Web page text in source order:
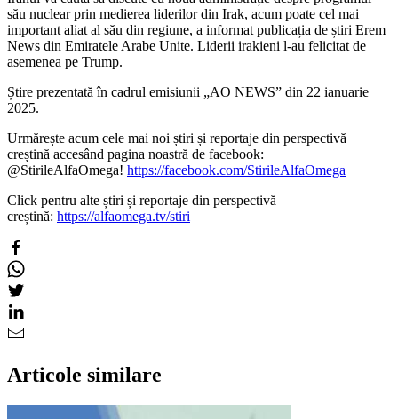
său nuclear prin medierea liderilor din Irak, acum poate cel mai
important aliat al său din regiune, a informat publicația de știri Erem
News din Emiratele Arabe Unite. Liderii irakieni l-au felicitat de
asemenea pe Trump.
Știre prezentată în cadrul emisiunii „AO NEWS” din 22 ianuarie
2025.
Urmărește acum cele mai noi știri și reportaje din perspectivă
creștină accesând pagina noastră de facebook:
@StirileAlfaOmega! https://facebook.com/StirileAlfaOmega
Click pentru alte știri și reportaje din perspectivă
creștină: https://alfaomega.tv/stiri
Articole similare